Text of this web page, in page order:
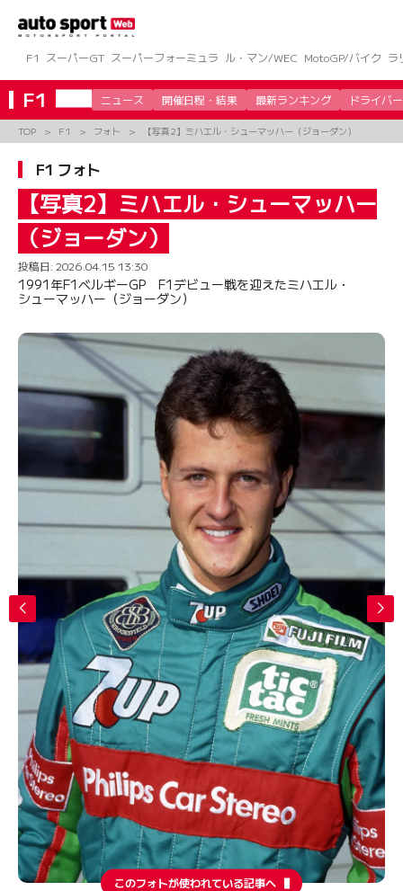
ツ
へ
ス
キ
ッ
F1 スーパーGT スーパーフォーミュラ ル・マン/WEC MotoGP/バイク ラ
F1 ニュース 開催日程・結果 最新ランキング ドライバー
TOP F1 フォト 【写真2】ミハエル・シューマッハー（ジョーダン）
F1 フォト
【写真2】ミハエル・シューマッハー
（ジョーダン）
投稿日: 2026.04.15 13:30
1991年F1ベルギーGP F1デビュー戦を迎えたミハエル・
シューマッハー（ジョーダン）
このフォトが使われている記事へ